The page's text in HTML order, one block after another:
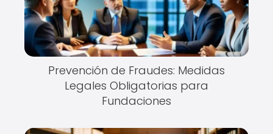
Prevención de Fraudes: Medidas
Legales Obligatorias para
Fundaciones